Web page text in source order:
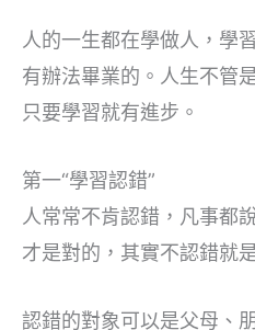
人的一生都在學做人，學
有辦法畢業的。人生不管
只要學習就有進步。
第一“學習認錯”
人常常不肯認錯，凡事都
才是對的，其實不認錯就
認錯的對象可以是父母、